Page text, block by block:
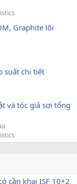
Graphite lõi
suất chi tiết
và tóc giả sợi tổng
cần khai ISF 10+2